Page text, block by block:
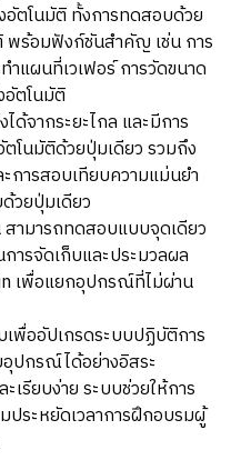
ตโนมัติ ทั้งการทดสอบด้วย
พร้อมฟังก์ชันสำคัญ เช่น การ
ำแผนที่เวเฟอร์ การวัดขนาด
อัตโนมัติ
ด้จากระยะไกล และมีการ
โนมัติด้วยปุ่มเดียว รวมถึง
การสอบเทียบความแม่นยำ
วยปุ่มเดียว
ามารถทดสอบแบบจุดเดียว
ารจัดเก็บและประมวลผล
เพื่อแยกอุปกรณ์ที่ไม่ผ่าน
เพื่ออัปเกรดระบบปฏิบัติการ
ปกรณ์ได้อย่างอิสระ
เรียบง่าย ระบบช่วยให้การ
ประหยัดเวลาการฝึกอบรมผู้